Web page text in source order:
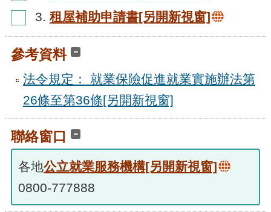
3. 租屋補助申請書[另開新視窗]
參考資料
法令規定： 就業保險促進就業實施辦法第
26條至第36條[另開新視窗]
聯絡窗口
各地公立就業服務機構[另開新視窗]
0800-777888